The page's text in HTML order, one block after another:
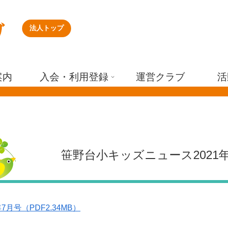
法人トップ
入会・利用登録 運営クラブ
笹野台小キッズニュース2021
月号（PDF2.34MB）